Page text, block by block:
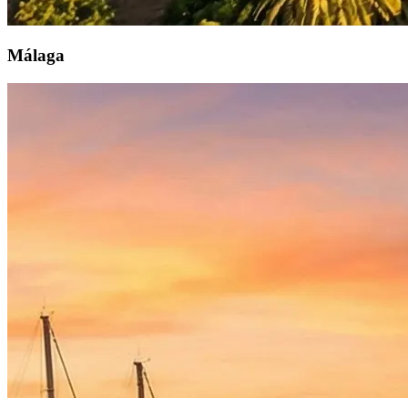
Málaga